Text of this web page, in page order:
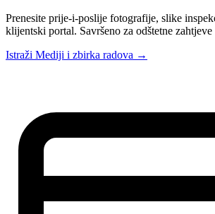
Prenesite prije-i-poslije fotografije, slike
klijentski portal. Savršeno za odštetne
Istraži Mediji i zbirka radova →